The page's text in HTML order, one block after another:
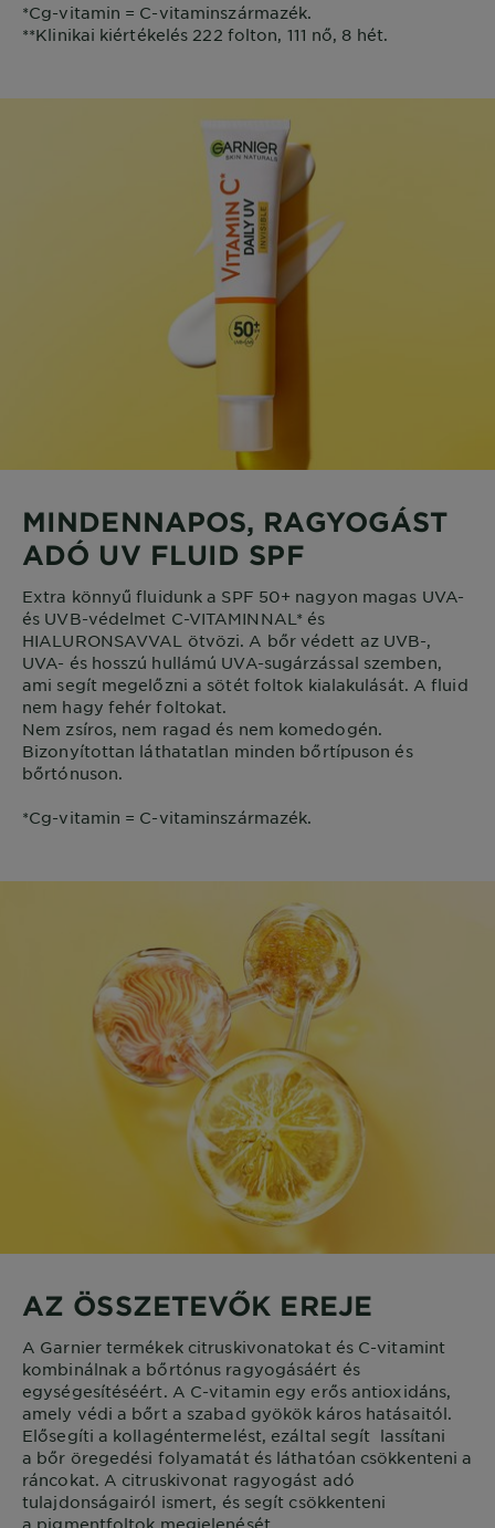
*Cg-vitamin = C-vitaminszármazék.
**Klinikai kiértékelés 222 folton, 111 nő, 8 hét.
MINDENNAPOS, RAGYOGÁST
ADÓ UV FLUID SPF
Extra könnyű fluidunk a SPF 50+ nagyon magas UVA-
és UVB-védelmet C-VITAMINNAL* és
HIALURONSAVVAL ötvözi. A bőr védett az UVB-,
UVA- és hosszú hullámú UVA-sugárzással szemben,
ami segít megelőzni a sötét foltok kialakulását. A fluid
nem hagy fehér foltokat.
Nem zsíros, nem ragad és nem komedogén.
Bizonyítottan láthatatlan minden bőrtípuson és
bőrtónuson.
*Cg-vitamin = C-vitaminszármazék.
AZ ÖSSZETEVŐK EREJE
A Garnier termékek citruskivonatokat és C-vitamint
kombinálnak a bőrtónus ragyogásáért és
egységesítéséért. A C-vitamin egy erős antioxidáns,
amely védi a bőrt a szabad gyökök káros hatásaitól.
Elősegíti a kollagéntermelést, ezáltal segít lassítani
a bőr öregedési folyamatát és láthatóan csökkenteni a
ráncokat. A citruskivonat ragyogást adó
tulajdonságairól ismert, és segít csökkenteni
a pigmentfoltok megjelenését.